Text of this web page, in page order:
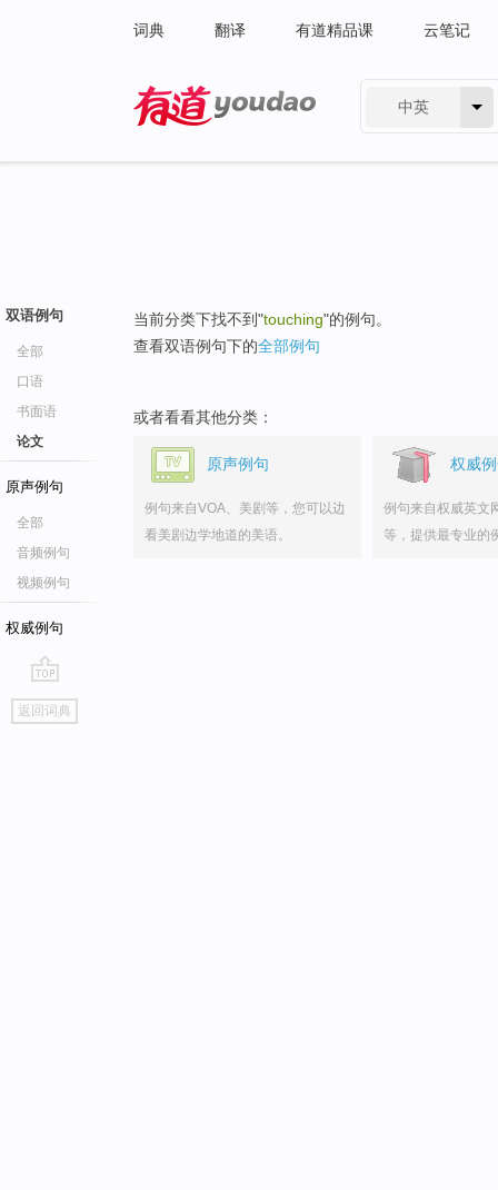
词典 翻译 有道精品课 云笔记
中英
双语例句
全部
口语
书面语
论文
原声例句
全部
音频例句
视频例句
权威例句
go
top
返回词典
当前分类下找不到"touching"的例句。
查看双语例句下的全部例句
或者看看其他分类：
原声例句
例句来自VOA、美剧等，您可以边
看美剧边学地道的美语。
权威
例句来自权威英文
等，提供最专业的